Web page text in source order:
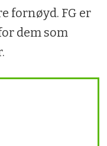
fornøyd. FG er
dem som